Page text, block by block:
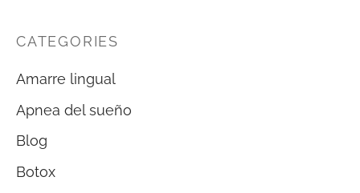
CATEGORIES
Amarre lingual
Apnea del sueño
Blog
Botox